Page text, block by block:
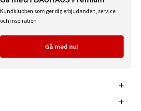
Kundklubben som ger dig erbjudanden, service
och inspiration
Gå med nu!